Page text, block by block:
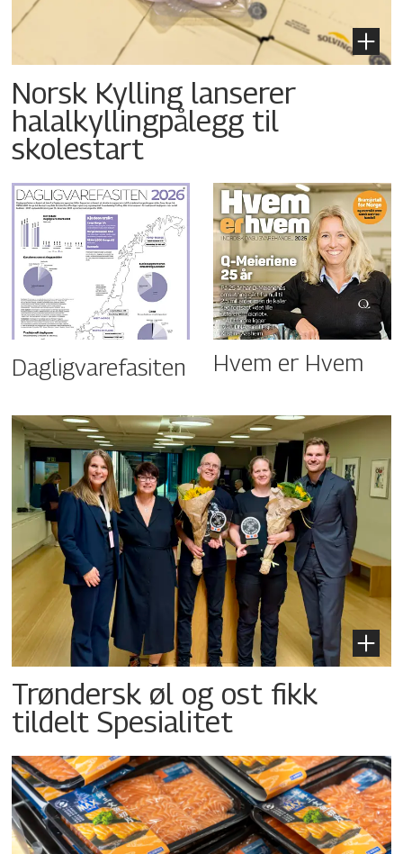
Norsk Kylling lanserer
halalkyllingpålegg til
skolestart
Dagligvarefasiten Hvem er Hvem
Trøndersk øl og ost fikk
tildelt Spesialitet